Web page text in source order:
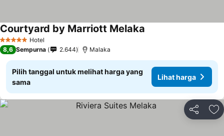
5 Bintang Hotel
Courtyard by Marriott Melaka
8,6 Sempurna 2.644 Malaka
Pilih tanggal untuk melihat harga yang
sama
Lihat harga
Bagikan